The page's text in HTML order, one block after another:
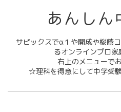
あんしん
サピックスでα１や開成や桜蔭
るオンラインプロ
右上のメニューで
☆理科を得意にして中学受